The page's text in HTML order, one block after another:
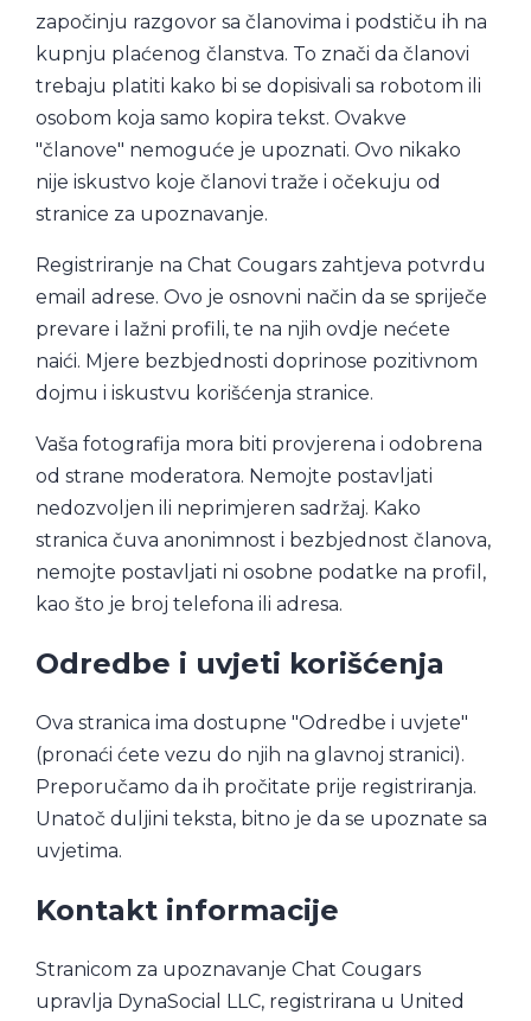
započinju razgovor sa članovima i podstiču ih na
kupnju plaćenog članstva. To znači da članovi
trebaju platiti kako bi se dopisivali sa robotom ili
osobom koja samo kopira tekst. Ovakve
"članove" nemoguće je upoznati. Ovo nikako
nije iskustvo koje članovi traže i očekuju od
stranice za upoznavanje.
Registriranje na Chat Cougars zahtjeva potvrdu
email adrese. Ovo je osnovni način da se spriječe
prevare i lažni profili, te na njih ovdje nećete
naići. Mjere bezbjednosti doprinose pozitivnom
dojmu i iskustvu korišćenja stranice.
Vaša fotografija mora biti provjerena i odobrena
od strane moderatora. Nemojte postavljati
nedozvoljen ili neprimjeren sadržaj. Kako
stranica čuva anonimnost i bezbjednost članova,
nemojte postavljati ni osobne podatke na profil,
kao što je broj telefona ili adresa.
Odredbe i uvjeti korišćenja
Ova stranica ima dostupne "Odredbe i uvjete"
(pronaći ćete vezu do njih na glavnoj stranici).
Preporučamo da ih pročitate prije registriranja.
Unatoč duljini teksta, bitno je da se upoznate sa
uvjetima.
Kontakt informacije
Stranicom za upoznavanje Chat Cougars
upravlja DynaSocial LLC, registrirana u United